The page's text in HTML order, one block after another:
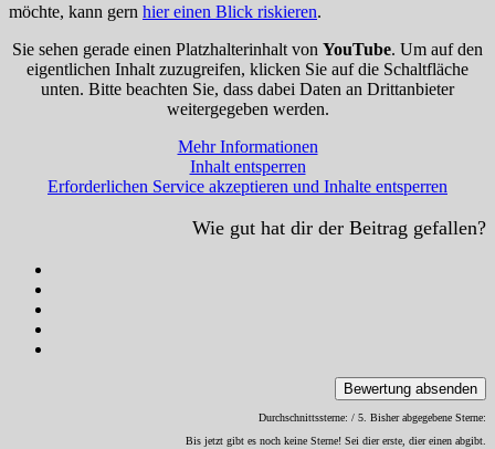
möchte, kann gern hier einen Blick riskieren.
Sie sehen gerade einen Platzhalterinhalt von YouTube. Um auf den
eigentlichen Inhalt zuzugreifen, klicken Sie auf die Schaltfläche
unten. Bitte beachten Sie, dass dabei Daten an Drittanbieter
weitergegeben werden.
Mehr Informationen
Inhalt entsperren
Erforderlichen Service akzeptieren und Inhalte entsperren
Wie gut hat dir der Beitrag gefallen?
Bewertung absenden
Durchschnittssterne: / 5. Bisher abgegebene Sterne:
Bis jetzt gibt es noch keine Sterne! Sei dier erste, dier einen abgibt.